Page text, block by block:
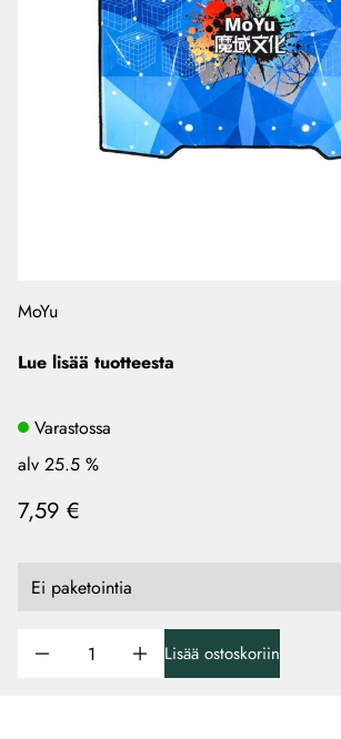
MoYu
Lue lisää tuotteesta
Varastossa
alv 25.5 %
7,59 €
Lisää ostoskoriin